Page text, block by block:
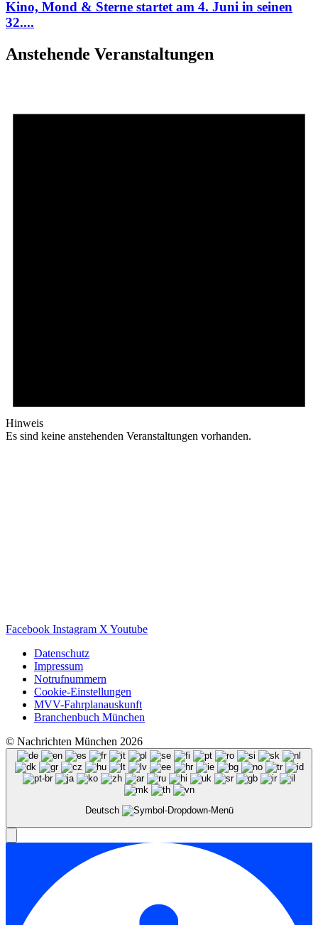
Kino, Mond & Sterne startet am 4. Juni in seinen
32....
Anstehende Veranstaltungen
Hinweis
Es sind keine anstehenden Veranstaltungen vorhanden.
Facebook Instagram X Youtube
Datenschutz
Impressum
Notrufnummern
Cookie-Einstellungen
MVV-Fahrplanauskunft
Branchenbuch München
© Nachrichten München 2026
Deutsch